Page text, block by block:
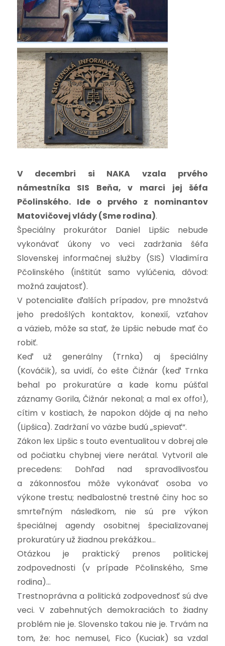
V decembri si NAKA vzala prvého
námestníka SIS Beňa, v marci jej šéfa
Pčolinského. Ide o prvého z nominantov
Matovičovej vlády (Sme rodina).
Špeciálny prokurátor Daniel Lipšic nebude
vykonávať úkony vo veci zadržania šéfa
Slovenskej informačnej služby (SIS) Vladimíra
Pčolinského (inštitút samo vylúčenia, dôvod:
možná zaujatosť).
V potencialite ďalších prípadov, pre množstvá
jeho predošlých kontaktov, konexií, vzťahov
a väzieb, môže sa stať, že Lipšic nebude mať čo
robiť.
Keď už generálny (Trnka) aj špeciálny
(Kováčik), sa uvidí, čo ešte Čižnár (keď Trnka
behal po prokuratúre a kade komu púšťal
záznamy Gorila, Čižnár nekonal; a mal ex offo!),
cítim v kostiach, že napokon dôjde aj na neho
(Lipšica). Zadržaní vo väzbe budú „spievať“.
Zákon lex Lipšic s touto eventualitou v dobrej ale
od počiatku chybnej viere nerátal. Vytvoril ale
precedens: Dohľad nad spravodlivosťou
a zákonnosťou môže vykonávať osoba vo
výkone trestu; nedbalostné trestné činy hoc so
smrteľným následkom, nie sú pre výkon
špeciálnej agendy osobitnej špecializovanej
prokuratúry už žiadnou prekážkou…
Otázkou je praktický prenos politickej
zodpovednosti (v prípade Pčolinského, Sme
rodina)…
Trestnoprávna a politická zodpovednosť sú dve
veci. V zabehnutých demokraciách to žiadny
problém nie je. Slovensko takou nie je. Trvám na
tom, že: hoc nemusel, Fico (Kuciak) sa vzdal